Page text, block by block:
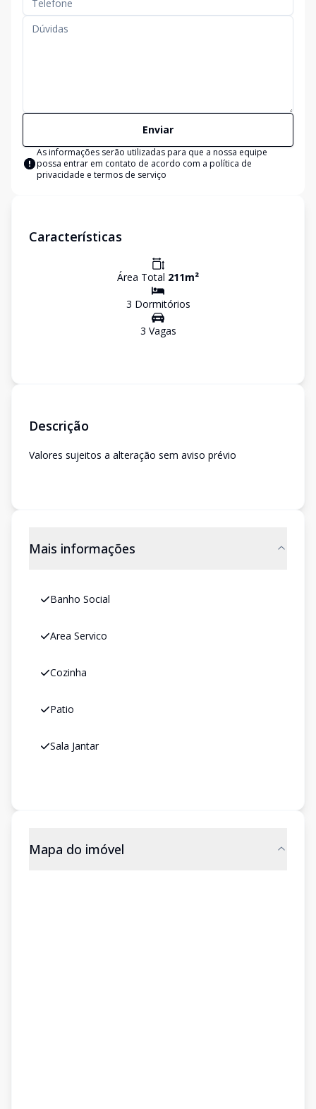
Enviar
As informações serão utilizadas para que a nossa equipe
possa entrar em contato de acordo com a política de
privacidade e termos de serviço
Características
Área Total 211m²
3 Dormitórios
3 Vagas
Descrição
Valores sujeitos a alteração sem aviso prévio
Mais informações
Banho Social
Area Servico
Cozinha
Patio
Sala Jantar
Mapa do imóvel